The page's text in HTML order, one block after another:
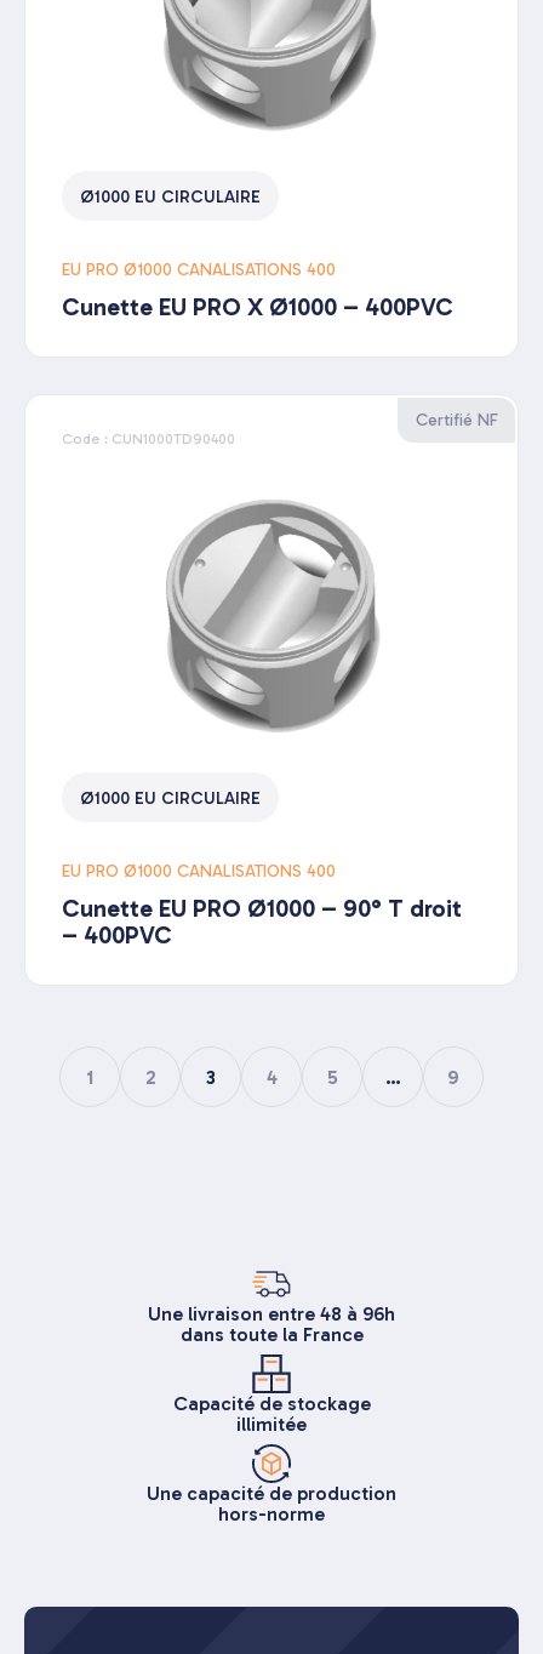
Ø1000 EU CIRCULAIRE
EU PRO Ø1000 CANALISATIONS 400
Cunette EU PRO X Ø1000 – 400PVC
Certifié NF
Code : CUN1000TD90400
Ø1000 EU CIRCULAIRE
EU PRO Ø1000 CANALISATIONS 400
Cunette EU PRO Ø1000 – 90° T droit
– 400PVC
1 2 3 4 5 … 9
Une livraison entre 48 à 96h
dans toute la France
Capacité de stockage
illimitée
Une capacité de production
hors-norme